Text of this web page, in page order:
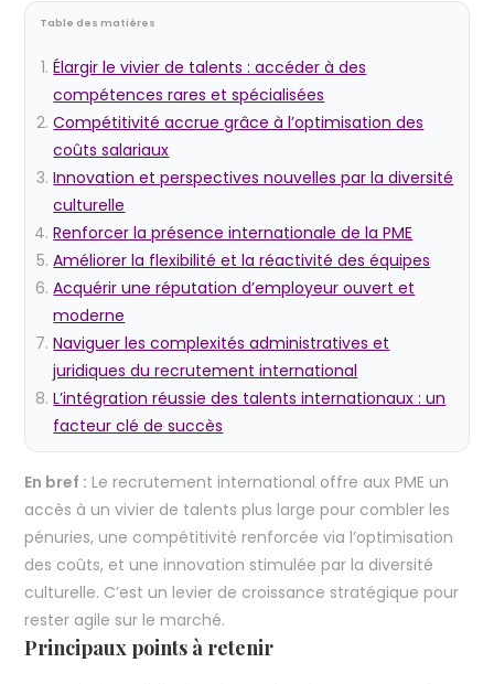
Table des matières
Élargir le vivier de talents : accéder à des
compétences rares et spécialisées
Compétitivité accrue grâce à l’optimisation des
coûts salariaux
Innovation et perspectives nouvelles par la diversité
culturelle
Renforcer la présence internationale de la PME
Améliorer la flexibilité et la réactivité des équipes
Acquérir une réputation d’employeur ouvert et
moderne
Naviguer les complexités administratives et
juridiques du recrutement international
L’intégration réussie des talents internationaux : un
facteur clé de succès
En bref : Le recrutement international offre aux PME un
accès à un vivier de talents plus large pour combler les
pénuries, une compétitivité renforcée via l’optimisation
des coûts, et une innovation stimulée par la diversité
culturelle. C’est un levier de croissance stratégique pour
rester agile sur le marché.
Principaux points à retenir